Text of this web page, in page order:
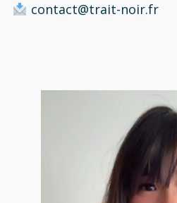
contact@trait-noir.fr